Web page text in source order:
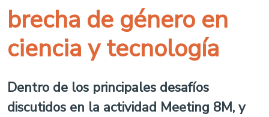
brecha de género en
ciencia y tecnología
Dentro de los principales desafíos
discutidos en la actividad Meeting 8M, y